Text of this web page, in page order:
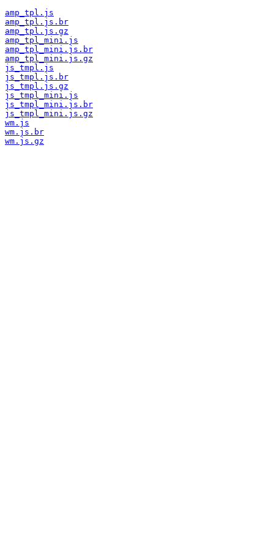
amp_tpl.js
amp_tpl.js.br
amp_tpl.js.gz
amp_tpl_mini.js
amp_tpl_mini.js.br
amp_tpl_mini.js.gz
js_tmpl.js
js_tmpl.js.br
js_tmpl.js.gz
js_tmpl_mini.js
js_tmpl_mini.js.br
js_tmpl_mini.js.gz
wm.js
wm.js.br
wm.js.gz